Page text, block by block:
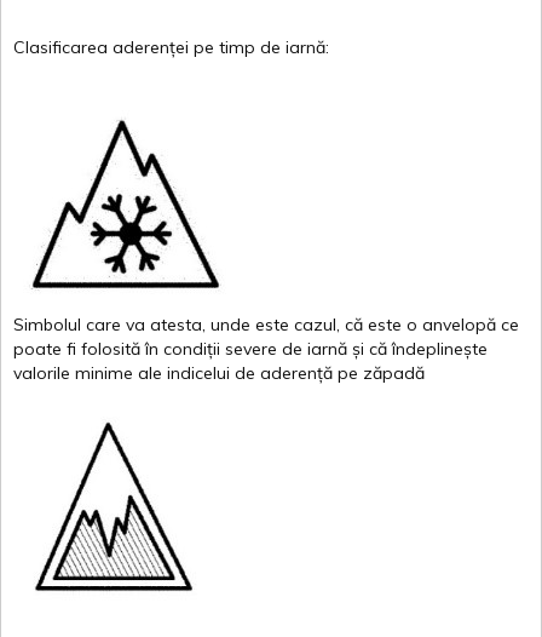
Clasificarea aderenței pe timp de iarnă:
Simbolul care va atesta, unde este cazul, că este o anvelopă ce
poate fi folosită în condiții severe de iarnă și că îndeplinește
valorile minime ale indicelui de aderență pe zăpadă